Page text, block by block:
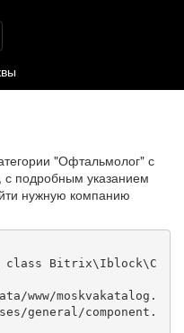
"Офтальмолог" с
подробным указанием
нужную компанию
class Bitrix\Iblock\C
www/moskvakatalog.
general/component.